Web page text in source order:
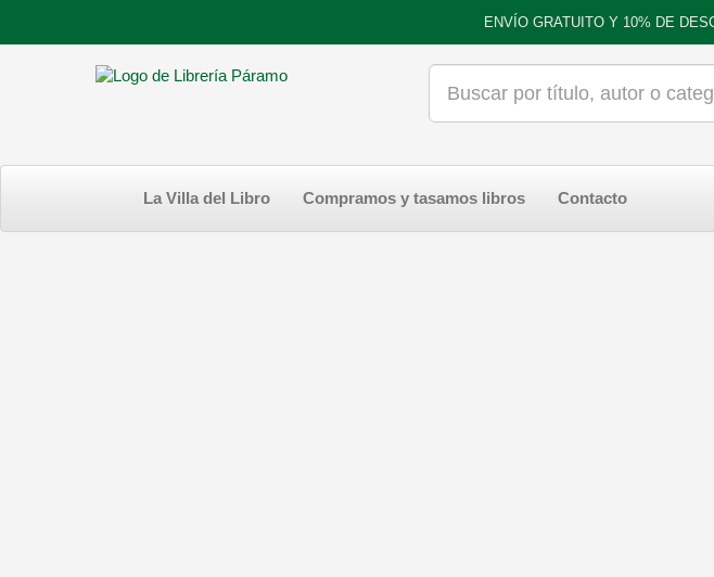
ENVÍO GRATUITO Y 10% DE
La Villa del Libro Compramos y tasamos libros Contacto